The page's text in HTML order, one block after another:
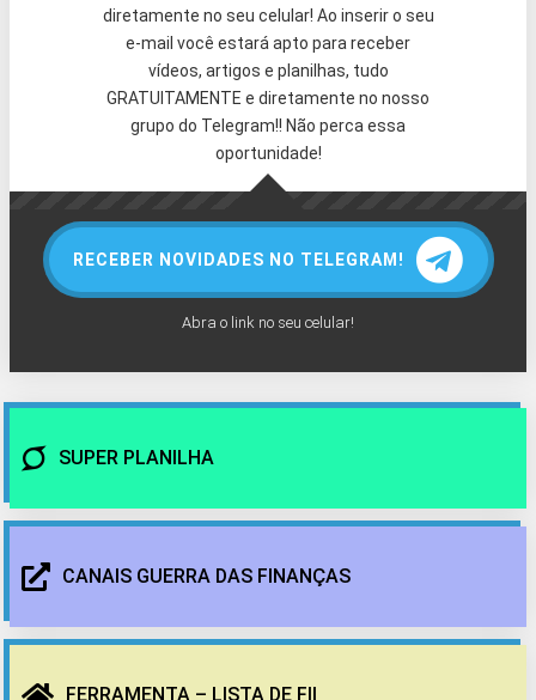
diretamente no seu celular! Ao inserir o seu
e-mail você estará apto para receber
vídeos, artigos e planilhas, tudo
GRATUITAMENTE e diretamente no nosso
grupo do Telegram!! Não perca essa
oportunidade!
RECEBER NOVIDADES NO TELEGRAM!
Abra o link no seu celular!
SUPER PLANILHA
CANAIS GUERRA DAS FINANÇAS
FERRAMENTA – LISTA DE FII